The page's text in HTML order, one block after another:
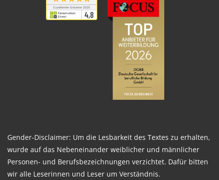
Gender-Disclaimer: Um die Lesbarkeit des Textes zu erhalten,
wurde auf das Nebeneinander weiblicher und männlicher
Personen- und Berufsbezeichnungen verzichtet. Dafür bitten
wir alle Leserinnen und Leser um Verständnis.